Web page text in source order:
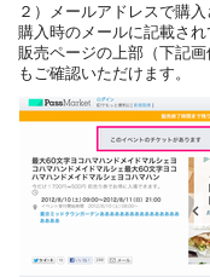
２）メールアドレスで購
購入時のメールに記載さ
販売ページの上部（下記
もご確認いただけます。